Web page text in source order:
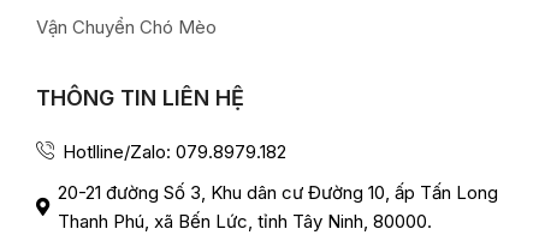
Vận Chuyển Chó Mèo
THÔNG TIN LIÊN HỆ
Hotlline/Zalo: 079.8979.182
20-21 đường Số 3, Khu dân cư Đường 10, ấp Tấn Long
Thanh Phú, xã Bến Lức, tỉnh Tây Ninh, 80000.